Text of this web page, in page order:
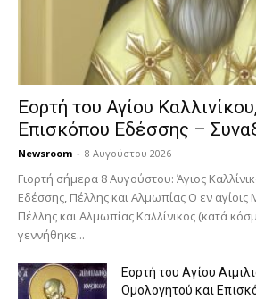
Εορτή του Αγίου
Επισκόπου Εδέσσης –
Newsroom - 8 Αυγούστου 2026
Γιορτή σήμερα 8 Αυγούστου: Άγιος
Εδέσσης, Πέλλης και Αλμωπίας Ο εν
Πέλλης και Αλμωπίας Καλλίνικος (κατά
γεννήθηκε...
Εορτή του Αγίου
Ομολογητού και